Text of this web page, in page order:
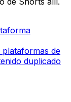
plataformas de
duplicado